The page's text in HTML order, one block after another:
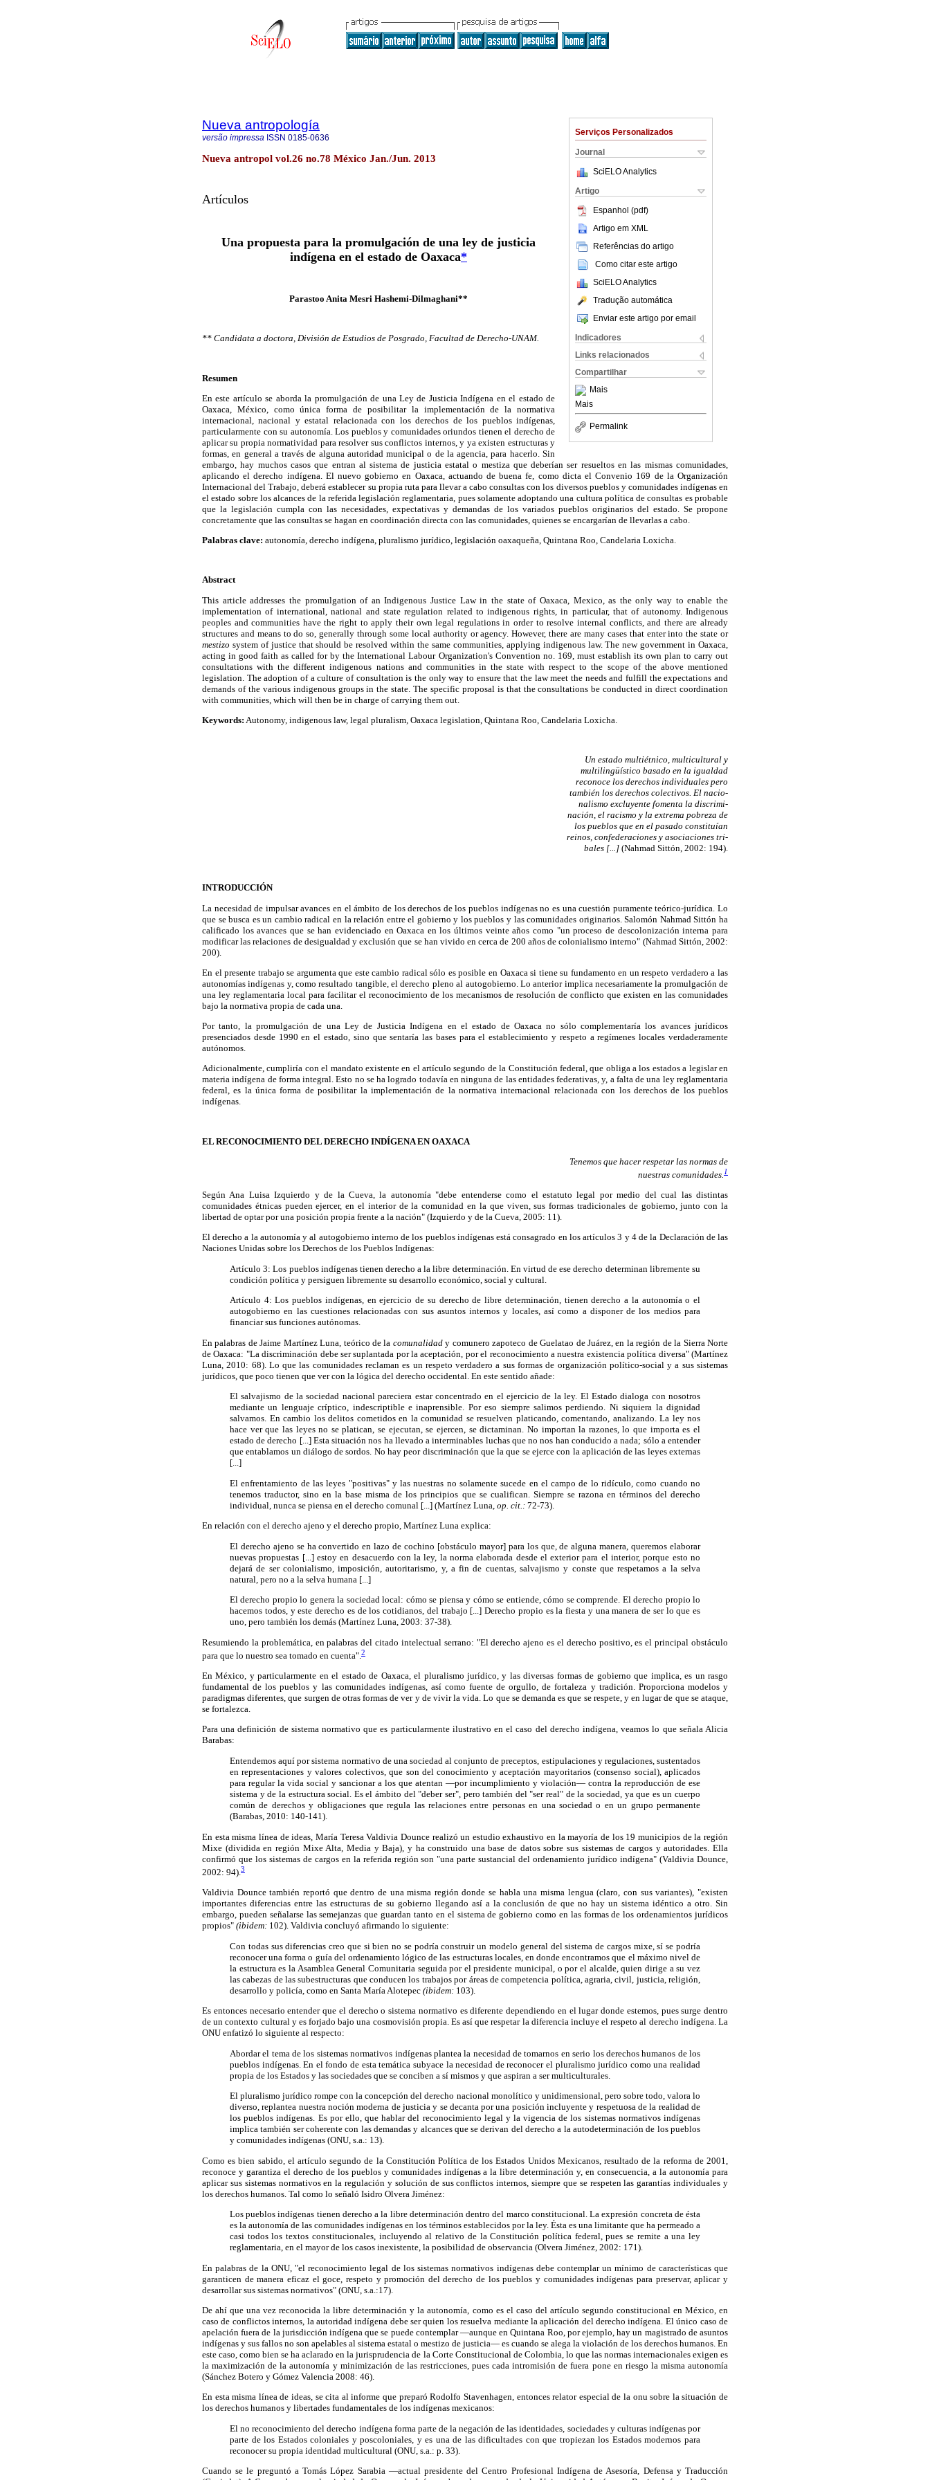
Serviços Personalizados
Journal
SciELO Analytics
Artigo
Espanhol (pdf)
Artigo em XML
Referências do artigo
Como citar este artigo
SciELO Analytics
Tradução automática
Enviar este artigo por email
Indicadores
Links relacionados
Compartilhar
Mais
Mais
Permalink
Nueva antropología
versão impressa ISSN 0185-0636
Nueva antropol vol.26 no.78 México Jan./Jun. 2013
Artículos
Una propuesta para la promulgación de una ley de justicia
indígena en el estado de Oaxaca*
Parastoo Anita Mesri Hashemi-Dilmaghani**
** Candidata a doctora, División de Estudios de Posgrado, Facultad de Derecho-UNAM.
Resumen
En este artículo se aborda la promulgación de una Ley de Justicia Indígena en el estado de
Oaxaca, México, como única forma de posibilitar la implementación de la normativa
internacional, nacional y estatal relacionada con los derechos de los pueblos indígenas,
particularmente con su autonomía. Los pueblos y comunidades oriundos tienen el derecho de
aplicar su propia normatividad para resolver sus conflictos internos, y ya existen estructuras y
formas, en general a través de alguna autoridad municipal o de la agencia, para hacerlo. Sin
embargo, hay muchos casos que entran al sistema de justicia estatal o mestiza que deberían ser resueltos en las mismas comunidades,
aplicando el derecho indígena. El nuevo gobierno en Oaxaca, actuando de buena fe, como dicta el Convenio 169 de la Organización
Internacional del Trabajo, deberá establecer su propia ruta para llevar a cabo consultas con los diversos pueblos y comunidades indígenas en
el estado sobre los alcances de la referida legislación reglamentaria, pues solamente adoptando una cultura política de consultas es probable
que la legislación cumpla con las necesidades, expectativas y demandas de los variados pueblos originarios del estado. Se propone
concretamente que las consultas se hagan en coordinación directa con las comunidades, quienes se encargarían de llevarlas a cabo.
Palabras clave: autonomía, derecho indígena, pluralismo jurídico, legislación oaxaqueña, Quintana Roo, Candelaria Loxicha.
Abstract
This article addresses the promulgation of an Indigenous Justice Law in the state of Oaxaca, Mexico, as the only way to enable the
implementation of international, national and state regulation related to indigenous rights, in particular, that of autonomy. Indigenous
peoples and communities have the right to apply their own legal regulations in order to resolve internal conflicts, and there are already
structures and means to do so, generally through some local authority or agency. However, there are many cases that enter into the state or
mestizo system of justice that should be resolved within the same communities, applying indigenous law. The new government in Oaxaca,
acting in good faith as called for by the International Labour Organization's Convention no. 169, must establish its own plan to carry out
consultations with the different indigenous nations and communities in the state with respect to the scope of the above mentioned
legislation. The adoption of a culture of consultation is the only way to ensure that the law meet the needs and fulfill the expectations and
demands of the various indigenous groups in the state. The specific proposal is that the consultations be conducted in direct coordination
with communities, which will then be in charge of carrying them out.
Keywords: Autonomy, indigenous law, legal pluralism, Oaxaca legislation, Quintana Roo, Candelaria Loxicha.
Un estado multiétnico, multicultural y
multilingüístico basado en la igualdad
reconoce los derechos individuales pero
también los derechos colectivos. El nacio-
nalismo excluyente fomenta la discrimi-
nación, el racismo y la extrema pobreza de
los pueblos que en el pasado constituían
reinos, confederaciones y asociaciones tri-
bales [...] (Nahmad Sittón, 2002: 194).
INTRODUCCIÓN
La necesidad de impulsar avances en el ámbito de los derechos de los pueblos indígenas no es una cuestión puramente teórico-jurídica. Lo
que se busca es un cambio radical en la relación entre el gobierno y los pueblos y las comunidades originarios. Salomón Nahmad Sittón ha
calificado los avances que se han evidenciado en Oaxaca en los últimos veinte años como "un proceso de descolonización interna para
modificar las relaciones de desigualdad y exclusión que se han vivido en cerca de 200 años de colonialismo interno" (Nahmad Sittón, 2002:
200).
En el presente trabajo se argumenta que este cambio radical sólo es posible en Oaxaca si tiene su fundamento en un respeto verdadero a las
autonomías indígenas y, como resultado tangible, el derecho pleno al autogobierno. Lo anterior implica necesariamente la promulgación de
una ley reglamentaria local para facilitar el reconocimiento de los mecanismos de resolución de conflicto que existen en las comunidades
bajo la normativa propia de cada una.
Por tanto, la promulgación de una Ley de Justicia Indígena en el estado de Oaxaca no sólo complementaría los avances jurídicos
presenciados desde 1990 en el estado, sino que sentaría las bases para el establecimiento y respeto a regímenes locales verdaderamente
autónomos.
Adicionalmente, cumpliría con el mandato existente en el artículo segundo de la Constitución federal, que obliga a los estados a legislar en
materia indígena de forma integral. Esto no se ha logrado todavía en ninguna de las entidades federativas, y, a falta de una ley reglamentaria
federal, es la única forma de posibilitar la implementación de la normativa internacional relacionada con los derechos de los pueblos
indígenas.
EL RECONOCIMIENTO DEL DERECHO INDÍGENA EN OAXACA
Tenemos que hacer respetar las normas de
nuestras comunidades.1
Según Ana Luisa Izquierdo y de la Cueva, la autonomía "debe entenderse como el estatuto legal por medio del cual las distintas
comunidades étnicas pueden ejercer, en el interior de la comunidad en la que viven, sus formas tradicionales de gobierno, junto con la
libertad de optar por una posición propia frente a la nación" (Izquierdo y de la Cueva, 2005: 11).
El derecho a la autonomía y al autogobierno interno de los pueblos indígenas está consagrado en los artículos 3 y 4 de la Declaración de las
Naciones Unidas sobre los Derechos de los Pueblos Indígenas:
Artículo 3: Los pueblos indígenas tienen derecho a la libre determinación. En virtud de ese derecho determinan libremente su
condición política y persiguen libremente su desarrollo económico, social y cultural.
Artículo 4: Los pueblos indígenas, en ejercicio de su derecho de libre determinación, tienen derecho a la autonomía o el
autogobierno en las cuestiones relacionadas con sus asuntos internos y locales, así como a disponer de los medios para
financiar sus funciones autónomas.
En palabras de Jaime Martínez Luna, teórico de la comunalidady comunero zapoteco de Guelatao de Juárez, en la región de la Sierra Norte
de Oaxaca: "La discriminación debe ser suplantada por la aceptación, por el reconocimiento a nuestra existencia política diversa" (Martínez
Luna, 2010: 68). Lo que las comunidades reclaman es un respeto verdadero a sus formas de organización político-social y a sus sistemas
jurídicos, que poco tienen que ver con la lógica del derecho occidental. En este sentido añade:
El salvajismo de la sociedad nacional pareciera estar concentrado en el ejercicio de la ley. El Estado dialoga con nosotros
mediante un lenguaje críptico, indescriptible e inaprensible. Por eso siempre salimos perdiendo. Ni siquiera la dignidad
salvamos. En cambio los delitos cometidos en la comunidad se resuelven platicando, comentando, analizando. La ley nos
hace ver que las leyes no se platican, se ejecutan, se ejercen, se dictaminan. No importan la razones, lo que importa es el
estado de derecho [...] Esta situación nos ha llevado a interminables luchas que no nos han conducido a nada; sólo a entender
que entablamos un diálogo de sordos. No hay peor discriminación que la que se ejerce con la aplicación de las leyes externas
[...]
El enfrentamiento de las leyes "positivas" y las nuestras no solamente sucede en el campo de lo ridículo, como cuando no
tenemos traductor, sino en la base misma de los principios que se cualifican. Siempre se razona en términos del derecho
individual, nunca se piensa en el derecho comunal [...] (Martínez Luna, op. cit.: 72-73).
En relación con el derecho ajeno y el derecho propio, Martínez Luna explica:
El derecho ajeno se ha convertido en lazo de cochino [obstáculo mayor] para los que, de alguna manera, queremos elaborar
nuevas propuestas [...] estoy en desacuerdo con la ley, la norma elaborada desde el exterior para el interior, porque esto no
dejará de ser colonialismo, imposición, autoritarismo, y, a fin de cuentas, salvajismo y conste que respetamos a la selva
natural, pero no a la selva humana [...]
El derecho propio lo genera la sociedad local: cómo se piensa y cómo se entiende, cómo se comprende. El derecho propio lo
hacemos todos, y este derecho es de los cotidianos, del trabajo [...] Derecho propio es la fiesta y una manera de ser lo que es
uno, pero también los demás (Martínez Luna, 2003: 37-38).
Resumiendo la problemática, en palabras del citado intelectual serrano: "El derecho ajeno es el derecho positivo, es el principal obstáculo
para que lo nuestro sea tomado en cuenta". 2
En México, y particularmente en el estado de Oaxaca, el pluralismo jurídico, y las diversas formas de gobierno que implica, es un rasgo
fundamental de los pueblos y las comunidades indígenas, así como fuente de orgullo, de fortaleza y tradición. Proporciona modelos y
paradigmas diferentes, que surgen de otras formas de ver y de vivir la vida. Lo que se demanda es que se respete, y en lugar de que se ataque,
se fortalezca.
Para una definición de sistema normativo que es particularmente ilustrativo en el caso del derecho indígena, veamos lo que señala Alicia
Barabas:
Entendemos aquí por sistema normativo de una sociedad al conjunto de preceptos, estipulaciones y regulaciones, sustentados
en representaciones y valores colectivos, que son del conocimiento y aceptación mayoritarios (consenso social), aplicados
para regular la vida social y sancionar a los que atentan —por incumplimiento y violación— contra la reproducción de ese
sistema y de la estructura social. Es el ámbito del "deber ser", pero también del "ser real" de la sociedad, ya que es un cuerpo
común de derechos y obligaciones que regula las relaciones entre personas en una sociedad o en un grupo permanente
(Barabas, 2010: 140-141).
En esta misma línea de ideas, María Teresa Valdivia Dounce realizó un estudio exhaustivo en la mayoría de los 19 municipios de la región
Mixe (dividida en región Mixe Alta, Media y Baja), y ha construido una base de datos sobre sus sistemas de cargos y autoridades. Ella
confirmó que los sistemas de cargos en la referida región son "una parte sustancial del ordenamiento jurídico indígena" (Valdivia Dounce,
2002: 94). 3
Valdivia Dounce también reportó que dentro de una misma región donde se habla una misma lengua (claro, con sus variantes), "existen
importantes diferencias entre las estructuras de su gobierno llegando así a la conclusión de que no hay un sistema idéntico a otro. Sin
embargo, pueden señalarse las semejanzas que guardan tanto en el sistema de gobierno como en las formas de los ordenamientos jurídicos
propios" (ibidem: 102). Valdivia concluyó afirmando lo siguiente:
Con todas sus diferencias creo que si bien no se podría construir un modelo general del sistema de cargos mixe, sí se podría
reconocer una forma o guía del ordenamiento lógico de las estructuras locales, en donde encontramos que el máximo nivel de
la estructura es la Asamblea General Comunitaria seguida por el presidente municipal, o por el alcalde, quien dirige a su vez
las cabezas de las subestructuras que conducen los trabajos por áreas de competencia política, agraria, civil, justicia, religión,
desarrollo y policía, como en Santa María Alotepec (ibidem: 103).
Es entonces necesario entender que el derecho o sistema normativo es diferente dependiendo en el lugar donde estemos, pues surge dentro
de un contexto cultural y es forjado bajo una cosmovisión propia. Es así que respetar la diferencia incluye el respeto al derecho indígena. La
ONU enfatizó lo siguiente al respecto:
Abordar el tema de los sistemas normativos indígenas plantea la necesidad de tomarnos en serio los derechos humanos de los
pueblos indígenas. En el fondo de esta temática subyace la necesidad de reconocer el pluralismo jurídico como una realidad
propia de los Estados y las sociedades que se conciben a sí mismos y que aspiran a ser multiculturales.
El pluralismo jurídico rompe con la concepción del derecho nacional monolítico y unidimensional, pero sobre todo, valora lo
diverso, replantea nuestra noción moderna de justicia y se decanta por una posición incluyente y respetuosa de la realidad de
los pueblos indígenas. Es por ello, que hablar del reconocimiento legal y la vigencia de los sistemas normativos indígenas
implica también ser coherente con las demandas y alcances que se derivan del derecho a la autodeterminación de los pueblos
y comunidades indígenas (ONU, s.a.: 13).
Como es bien sabido, el artículo segundo de la Constitución Política de los Estados Unidos Mexicanos, resultado de la reforma de 2001,
reconoce y garantiza el derecho de los pueblos y comunidades indígenas a la libre determinación y, en consecuencia, a la autonomía para
aplicar sus sistemas normativos en la regulación y solución de sus conflictos internos, siempre que se respeten las garantías individuales y
los derechos humanos. Tal como lo señaló Isidro Olvera Jiménez:
Los pueblos indígenas tienen derecho a la libre determinación dentro del marco constitucional. La expresión concreta de ésta
es la autonomía de las comunidades indígenas en los términos establecidos por la ley. Ésta es una limitante que ha permeado a
casi todos los textos constitucionales, incluyendo al relativo de la Constitución política federal, pues se remite a una ley
reglamentaria, en el mayor de los casos inexistente, la posibilidad de observancia (Olvera Jiménez, 2002: 171).
En palabras de la ONU, "el reconocimiento legal de los sistemas normativos indígenas debe contemplar un mínimo de características que
garanticen de manera eficaz el goce, respeto y promoción del derecho de los pueblos y comunidades indígenas para preservar, aplicar y
desarrollar sus sistemas normativos" (ONU, s.a.:17).
De ahí que una vez reconocida la libre determinación y la autonomía, como es el caso del artículo segundo constitucional en México, en
caso de conflictos internos, la autoridad indígena debe ser quien los resuelva mediante la aplicación del derecho indígena. El único caso de
apelación fuera de la jurisdicción indígena que se puede contemplar —aunque en Quintana Roo, por ejemplo, hay un magistrado de asuntos
indígenas y sus fallos no son apelables al sistema estatal o mestizo de justicia— es cuando se alega la violación de los derechos humanos. En
este caso, como bien se ha aclarado en la jurisprudencia de la Corte Constitucional de Colombia, lo que las normas internacionales exigen es
la maximización de la autonomía y minimización de las restricciones, pues cada intromisión de fuera pone en riesgo la misma autonomía
(Sánchez Botero y Gómez Valencia 2008: 46).
En esta misma línea de ideas, se cita al informe que preparó Rodolfo Stavenhagen, entonces relator especial de la onu sobre la situación de
los derechos humanos y libertades fundamentales de los indígenas mexicanos:
El no reconocimiento del derecho indígena forma parte de la negación de las identidades, sociedades y culturas indígenas por
parte de los Estados coloniales y poscoloniales, y es una de las dificultades con que tropiezan los Estados modernos para
reconocer su propia identidad multicultural (ONU, s.a.: p. 33).
Cuando se le preguntó a Tomás López Sarabia —actual presidente del Centro Profesional Indígena de Asesoría, Defensa y Traducción